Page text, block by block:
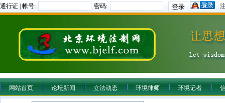
通行证 | 帐号: 密码:
网站首页 论坛新闻 立法动态 环境律师 环境记者